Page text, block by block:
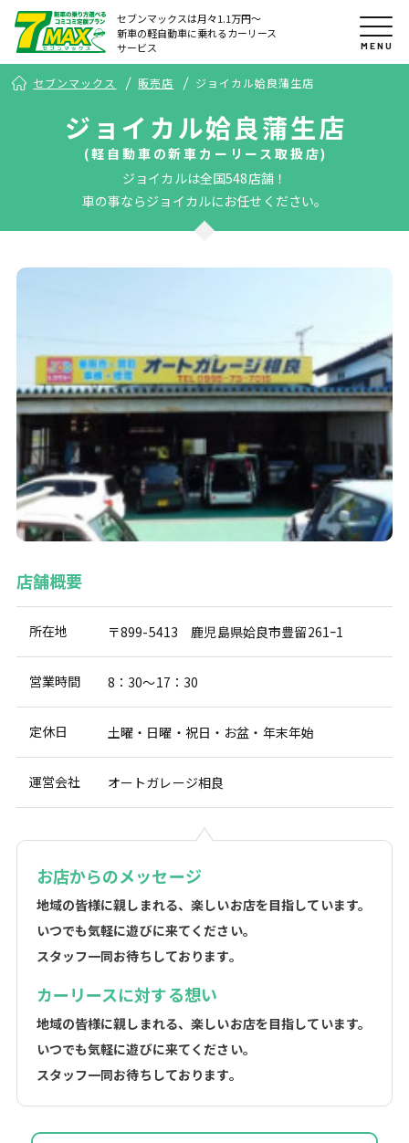
セブンマックスは月々1.1万円〜
新車の軽自動車に乗れるカーリース
サービス
MENU
セブンマックス 販売店 ジョイカル姶良蒲生店
ジョイカル姶良蒲生店
(軽自動車の新車カーリース取扱店)
ジョイカルは全国548店舗！
車の事ならジョイカルにお任せください。
店舗概要
所在地 〒899-5413 鹿児島県姶良市豊留261ｰ1
営業時間 8：30～17：30
定休日 土曜・日曜・祝日・お盆・年末年始
運営会社 オートガレージ相良
お店からのメッセージ
地域の皆様に親しまれる、楽しいお店を目指しています。
いつでも気軽に遊びに来てください。
スタッフ一同お待ちしております。
カーリースに対する想い
地域の皆様に親しまれる、楽しいお店を目指しています。
いつでも気軽に遊びに来てください。
スタッフ一同お待ちしております。